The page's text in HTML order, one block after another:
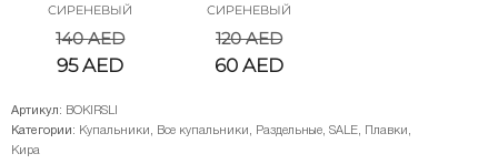
СИРЕНЕВЫЙ
140AED
95AED
СИРЕНЕВЫЙ
120AED
60 AED
Артикул: BOKIRSLI
Категории: Купальники Все купальники Раздельные SALE Плавки
Кира